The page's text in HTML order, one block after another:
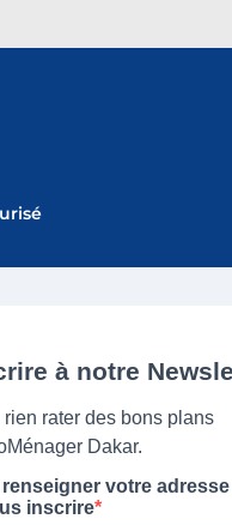
à notre
rien rater des bons plans
Dakar.
votre adresse
inscrire